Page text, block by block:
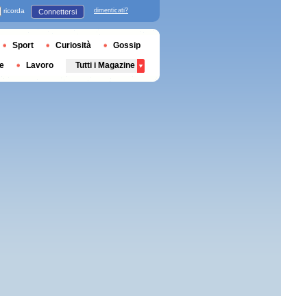
ricorda Connettersi dimenticati?
Sport Curiosità Gossip
Lavoro Tutti i Magazine